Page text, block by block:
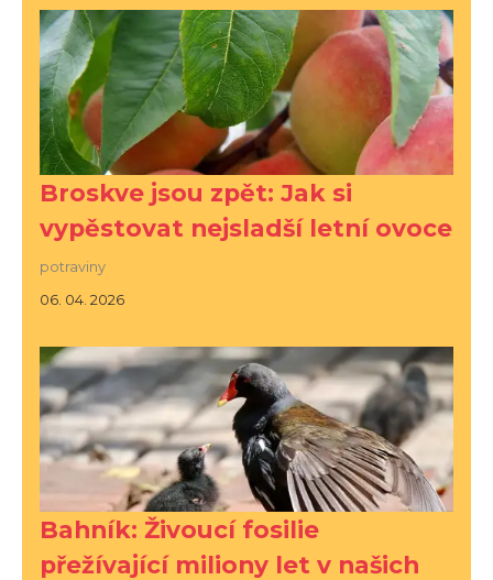
Broskve jsou zpět: Jak si
vypěstovat nejsladší letní ovoce
potraviny
06. 04. 2026
Bahník: Živoucí fosilie
přežívající miliony let v našich